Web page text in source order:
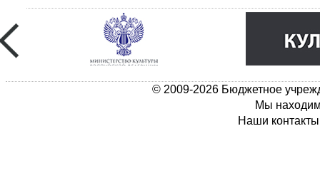
© 2009-2026 Бюджетное
Мы
Наши